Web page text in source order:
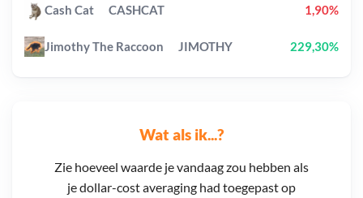
Wat als ik...?
Zie hoeveel waarde je vandaag zou hebben als
je dollar-cost averaging had toegepast op
Cash Cat CASHCAT 1,90%
Jimothy The Raccoon JIMOTHY 229,30%